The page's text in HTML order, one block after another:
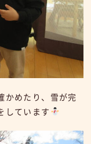
かめたり、雪が完
しています